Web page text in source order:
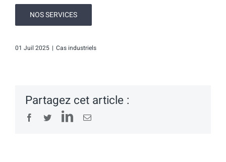
NOS SERVICES
01 Juil 2025 | Cas industriels
Partagez cet article :
FacebookTwitterLinkedIn
Email